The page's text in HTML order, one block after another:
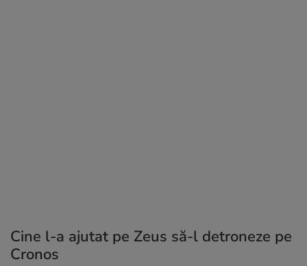
Cine l-a ajutat pe Zeus să-l detroneze pe
Cronos